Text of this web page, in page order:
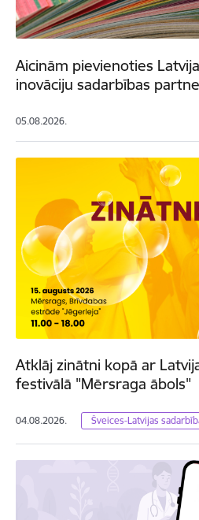
Aicinām pievienoties
inovāciju sadarbības
05.08.2026.
Atklāj zinātni kopā ar
festivālā "Mērsraga ābols"
04.08.2026. Šveices-Latvijas